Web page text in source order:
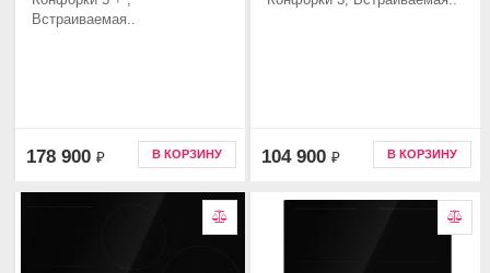
Встраиваемая..
178 900 ₽ В КОРЗИНУ 104 900 ₽ В КОРЗИНУ